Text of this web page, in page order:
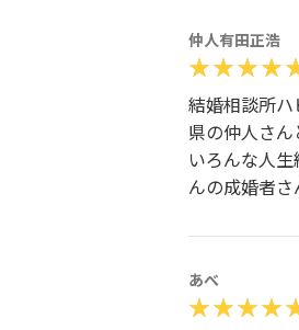
仲人有田正浩
結婚相談所
県の仲人さ
いろんな人
んの成婚者
あべ